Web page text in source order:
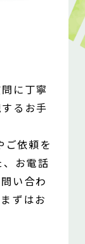
に丁寧
るお手
ご依頼を
、お電話
い合わ
まずはお